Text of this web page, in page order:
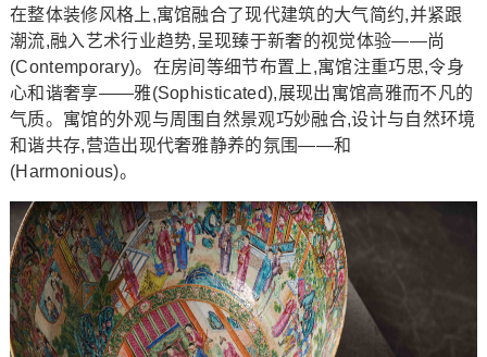
在整体装修风格上,寓馆融合了现代建筑的大气简约,并紧跟
潮流,融入艺术行业趋势,呈现臻于新奢的视觉体验——尚
(Contemporary)。在房间等细节布置上,寓馆注重巧思,令身
心和谐奢享——雅(Sophisticated),展现出寓馆高雅而不凡的
气质。寓馆的外观与周围自然景观巧妙融合,设计与自然环境
和谐共存,营造出现代奢雅静养的氛围——和
(Harmonious)。